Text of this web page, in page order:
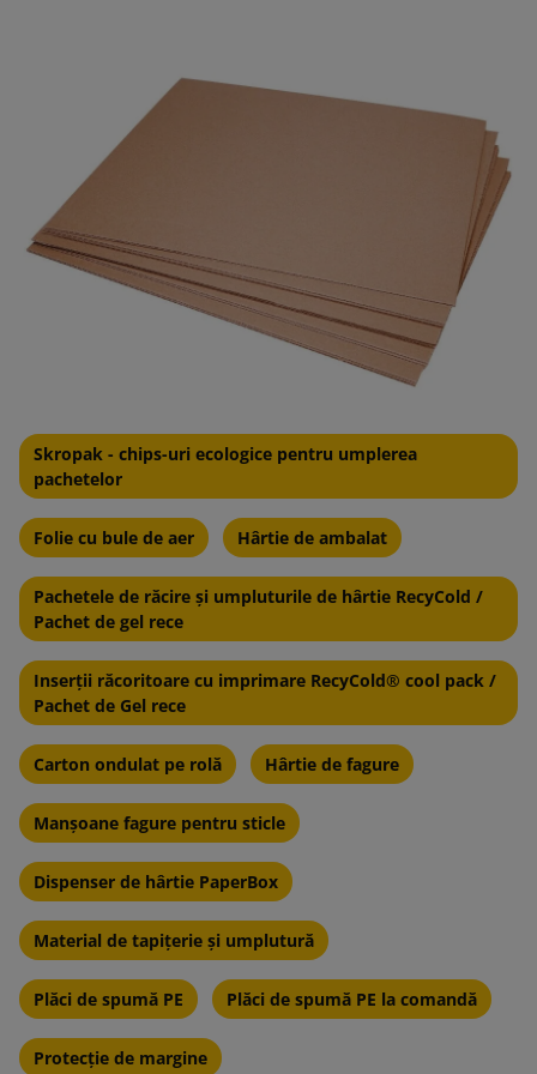
Skropak - chips-uri ecologice pentru umplerea
pachetelor
Folie cu bule de aer Hârtie de ambalat
Pachetele de răcire și umpluturile de hârtie RecyCold /
Pachet de gel rece
Inserții răcoritoare cu imprimare RecyCold® cool pack /
Pachet de Gel rece
Carton ondulat pe rolă Hârtie de fagure
Manșoane fagure pentru sticle
Dispenser de hârtie PaperBox
Material de tapițerie și umplutură
Plăci de spumă PE Plăci de spumă PE la comandă
Protecție de margine